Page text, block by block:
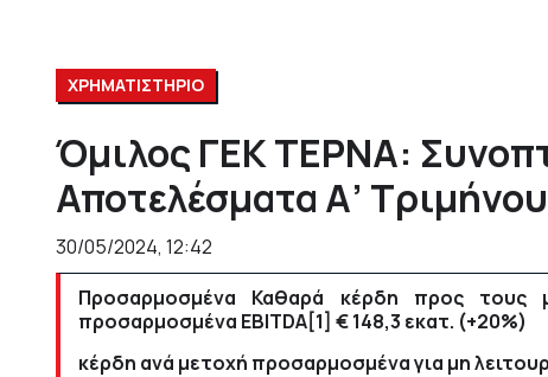
ΧΡΗΜΑΤΙΣΤΗΡΙΟ
Όμιλος ΓΕΚ ΤΕΡΝΑ:
Αποτελέσματα Α’
30/05/2024, 12:42
Προσαρμοσμένα Καθαρά κέρδη προς τους
προσαρμοσμένα EBITDA[1] € 148,3 εκατ. (+20%)
κέρδη ανά μετοχή προσαρμοσμένα για μη